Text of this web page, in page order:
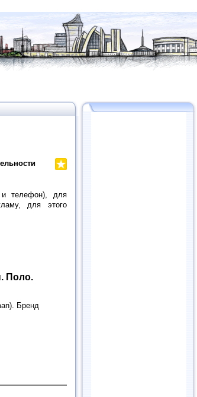
и телефон), для
для этого
Поло.
Бренд